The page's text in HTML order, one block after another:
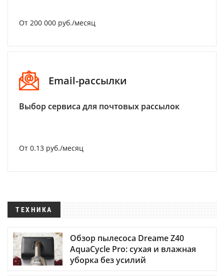
От 200 000 руб./месяц
Email-рассылки
Выбор сервиса для почтовых рассылок
От 0.13 руб./месяц
ТЕХНИКА
Обзор пылесоса Dreame Z40
AquaCycle Pro: сухая и влажная
уборка без усилий